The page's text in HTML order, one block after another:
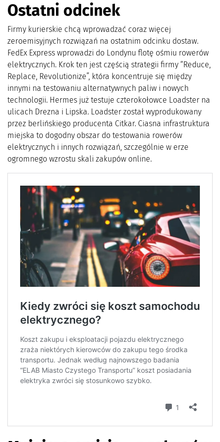
Ostatni odcinek
Firmy kurierskie chcą wprowadzać coraz więcej
zeroemisyjnych rozwiązań na ostatnim odcinku dostaw.
FedEx Express wprowadzi do Londynu flotę ośmiu rowerów
elektrycznych. Krok ten jest częścią strategii firmy “Reduce,
Replace, Revolutionize”, która koncentruje się między
innymi na testowaniu alternatywnych paliw i nowych
technologii. Hermes już testuje czterokołowce Loadster na
ulicach Drezna i Lipska. Loadster został wyprodukowany
przez berlińskiego producenta Citkar. Ciasna infrastruktura
miejska to dogodny obszar do testowania rowerów
elektrycznych i innych rozwiązań, szczególnie w erze
ogromnego wzrostu skali zakupów online.